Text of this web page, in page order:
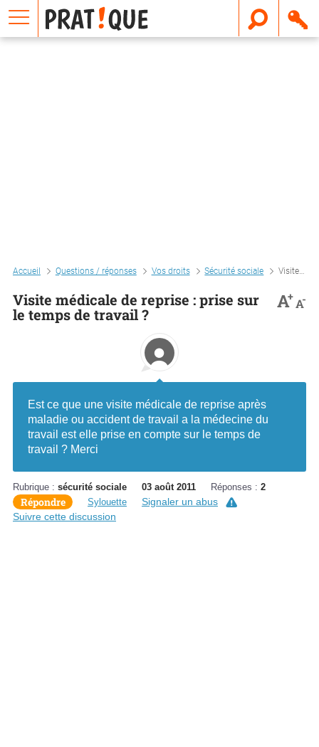
Accueil Questions / réponses Vos droits Sécurité sociale Visite médicale de reprise : prise sur le temps de travail ?
Visite médicale de reprise : prise sur
le temps de travail ?
A+A-
Est ce que une visite médicale de reprise après
maladie ou accident de travail a la médecine du
travail est elle prise en compte sur le temps de
travail ? Merci
Rubrique : sécurité sociale 03 août 2011 Réponses : 2
Répondre Sylouette
Signaler un abus
Suivre cette discussion
E
m
a